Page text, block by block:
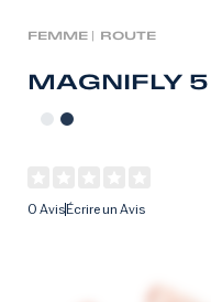
FEMME | ROUTE
MAGNIFLY 5
0 AvisÉcrire un Avis